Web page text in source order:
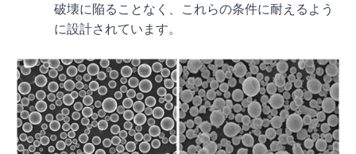
破壊に陥ることなく、これらの条件に耐えるよう
に設計されています。